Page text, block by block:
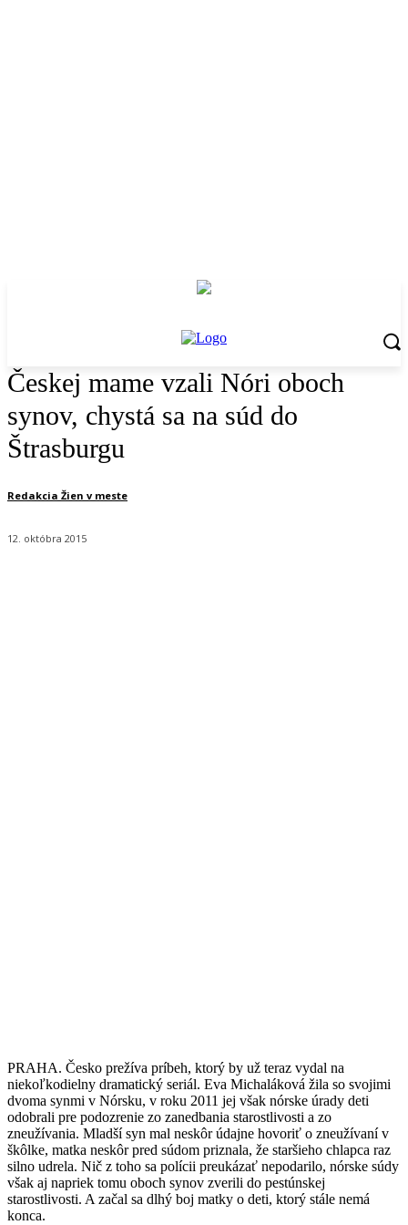
Českej mame vzali Nóri oboch
synov, chystá sa na súd do
Štrasburgu
Redakcia Žien v meste
12. októbra 2015
PRAHA. Česko prežíva príbeh, ktorý by už teraz vydal na
niekoľkodielny dramatický seriál. Eva Michaláková žila so svojimi
dvoma synmi v Nórsku, v roku 2011 jej však nórske úrady deti
odobrali pre podozrenie zo zanedbania starostlivosti a zo
zneužívania. Mladší syn mal neskôr údajne hovoriť o zneužívaní v
škôlke, matka neskôr pred súdom priznala, že staršieho chlapca raz
silno udrela. Nič z toho sa polícii preukázať nepodarilo, nórske súdy
však aj napriek tomu oboch synov zverili do pestúnskej
starostlivosti. A začal sa dlhý boj matky o deti, ktorý stále nemá
konca.